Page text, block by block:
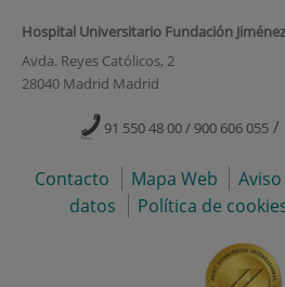
Hospital Universitario Fundación
Avda. Reyes Católicos, 2
28040 Madrid Madrid
91 550 48 00 / 900 606 055 /
Contacto Mapa Web
datos
Política de